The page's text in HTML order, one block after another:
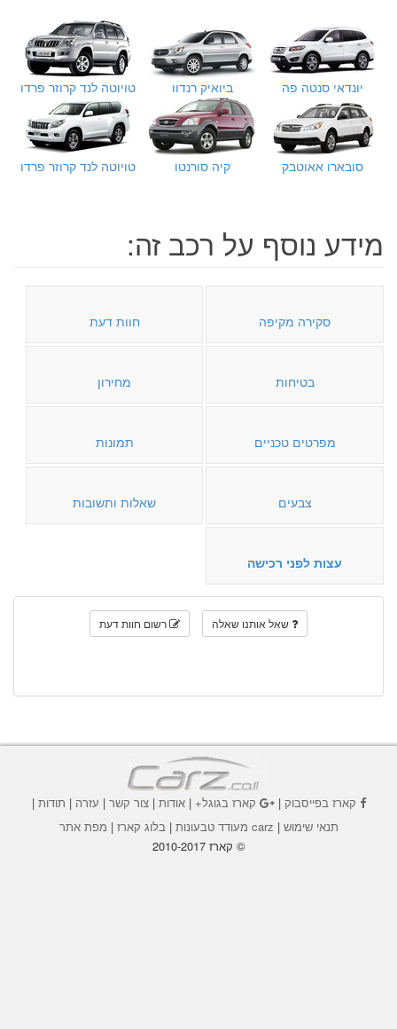
יונדאי סנטה פה ביואיק רנדוו טויוטה לנד קרוזר פרדו
סובארו אאוטבק קיה סורנטו טויוטה לנד קרוזר פרדו
מידע נוסף על רכב זה:
סקירה מקיפה חוות דעת
בטיחות מחירון
מפרטים טכניים תמונות
צבעים שאלות ותשובות
עצות לפני רכישה
שאל אותנו שאלה רשום חוות דעת
קארז בפייסבוק| קארז בגוגל+|אודות |צור קשר | עזרה | תודות |
תנאי שימוש | carz מעודד טבעונות | בלוג קארז | מפת אתר
© קארז 2010-2017